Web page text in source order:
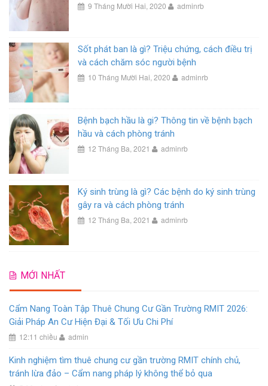
9 Tháng Mười Hai, 2020 adminrb
Sốt phát ban là gì? Triệu chứng, cách điều trị
và cách chăm sóc người bệnh
10 Tháng Mười Hai, 2020 adminrb
Bệnh bạch hầu là gi? Thông tin về bệnh bạch
hầu và cách phòng tránh
12 Tháng Ba, 2021 adminrb
Ký sinh trùng là gì? Các bệnh do ký sinh trùng
gây ra và cách phòng tránh
12 Tháng Ba, 2021 adminrb
MỚI NHẤT
Cẩm Nang Toàn Tập Thuê Chung Cư Gần Trường RMIT 2026:
Giải Pháp An Cư Hiện Đại & Tối Ưu Chi Phí
12:11 chiều admin
Kinh nghiệm tìm thuê chung cư gần trường RMIT chính chủ,
tránh lừa đảo – Cẩm nang pháp lý không thể bỏ qua